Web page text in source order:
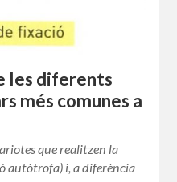
les diferents
més comunes a
que realitzen la
autòtrofa) i, a diferència